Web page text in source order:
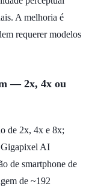
A melhoria é
requerer modelos
— 2x, 4x ou
de 2x, 4x e 8x;
Gigapixel AI
de smartphone de
de ~192